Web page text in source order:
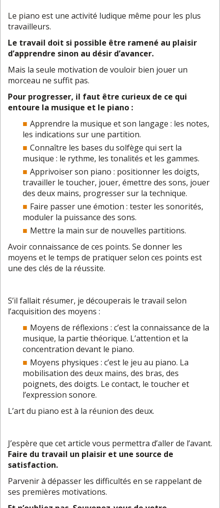
Le piano est une activité ludique même pour les plus
travailleurs.
Le travail doit si possible être ramené au plaisir
d’apprendre sinon au désir d’avancer.
Mais la seule motivation de vouloir bien jouer un
morceau ne suffit pas.
Pour progresser, il faut être curieux de ce qui
entoure la musique et le piano :
Apprendre la musique et son langage : les notes,
les indications sur une partition.
Connaître les bases du solfège qui sert la
musique : le rythme, les tonalités et les gammes.
Apprivoiser son piano : positionner les doigts,
travailler le toucher, jouer, émettre des sons, jouer
des deux mains, progresser sur la technique.
Faire passer une émotion : tester les sonorités,
moduler la puissance des sons.
Mettre la main sur de nouvelles partitions.
Avoir connaissance de ces points. Se donner les
moyens et le temps de pratiquer selon ces points est
une des clés de la réussite.
S’il fallait résumer, je découperais le travail selon
l’acquisition des moyens :
Moyens de réflexions : c’est la connaissance de la
musique, la partie théorique. L’attention et la
concentration devant le piano.
Moyens physiques : c’est le jeu au piano. La
mobilisation des deux mains, des bras, des
poignets, des doigts. Le contact, le toucher et
l’expression sonore.
L’art du piano est à la réunion des deux.
J’espère que cet article vous permettra d’aller de l’avant.
Faire du travail un plaisir et une source de
satisfaction.
Parvenir à dépasser les difficultés en se rappelant de
ses premières motivations.